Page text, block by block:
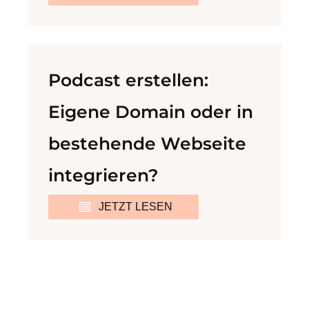
Podcast erstellen:
Eigene Domain oder in
bestehende Webseite
integrieren?
JETZT LESEN